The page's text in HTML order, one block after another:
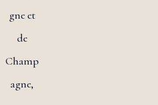
gne et
de
Champ
agne,